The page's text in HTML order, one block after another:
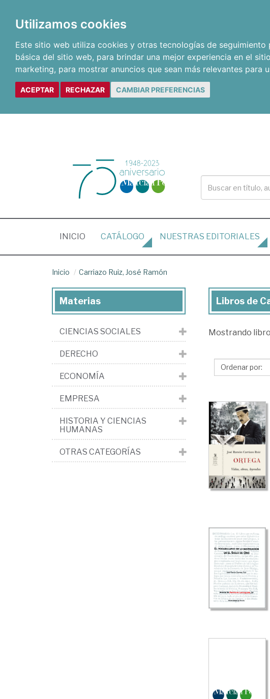
Utilizamos cookies
Este sitio web utiliza cookies y otras tecnologías de
básica del sitio web, para brindar una mejor experiencia en el
marketing, para mostrar anuncios que sean más relevantes para
ACEPTAR RECHAZAR CAMBIAR PREFERENCIAS
INICIO (CURRENT)
CATÁLOGO NUESTRAS EDITORIALES
Inicio Carriazo Ruiz, José Ramón
Libros
Carriazo
José
Libros de
Mostrando
Materias
CIENCIAS SOCIALES
DERECHO
ECONOMÍA
EMPRESA
HISTORIA Y CIENCIAS
HUMANAS
OTRAS CATEGORÍAS